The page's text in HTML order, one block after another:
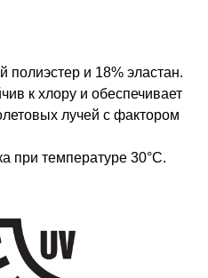
полиэстер и 18% эластан.
к хлору и обеспечивает
лучей с фактором
при температуре 30°C.